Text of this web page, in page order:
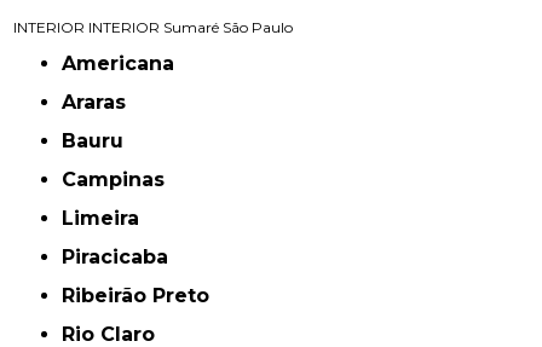
INTERIOR INTERIOR Sumaré São Paulo
Americana
Araras
Bauru
Campinas
Limeira
Piracicaba
Ribeirão Preto
Rio Claro